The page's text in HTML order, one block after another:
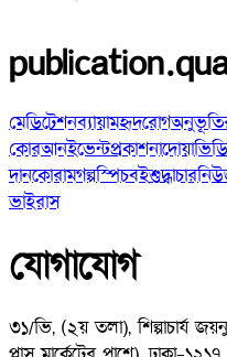
মেডিটেশনব্যায়ামহৃদরোগঅনুভূতি
কোরআনইভেন্টপ্রকাশনাদোয়া
দানকোরামগল্পস্পিচবইশুদ্ধাচার
ভাইরাস
যোগাযোগ
৩১/ভি, (২য় তলা), শিল্পাচার্য